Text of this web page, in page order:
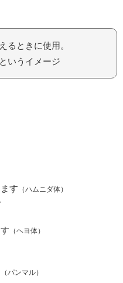
るときに使用。
いうイメージ
す （ハムニダ体）
（ヘヨ体）
（パンマル）